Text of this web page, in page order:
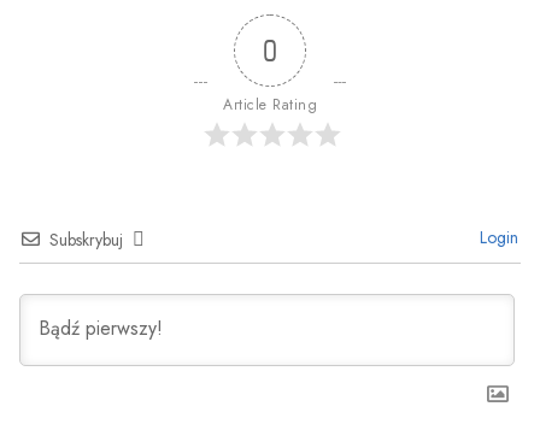
0
Article Rating
Subskrybuj Login